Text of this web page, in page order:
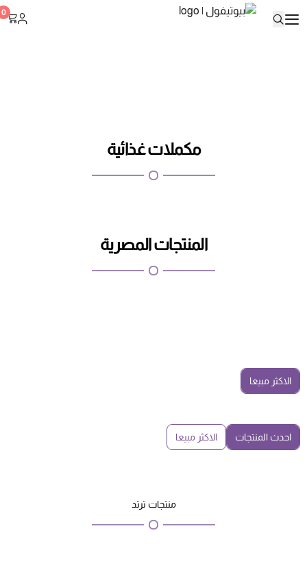
0
مكملات غذائية
المنتجات المصرية
الاكثر مبيعا
احدث المنتجات الاكثر مبيعا
منتجات ترتد